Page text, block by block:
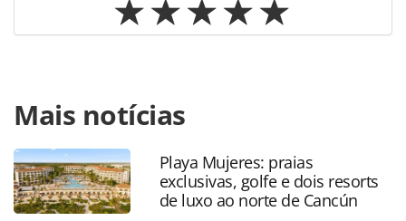
https://www.panrotas.com.br/noticia-
turismo/hotelaria/2015/09/youth-career-initiative-forma-
nova-turma-no-intercontinental-sp_118878.html ou as
ferramentas oferecidas na página. Todo o conteúdo
produzido pela PANROTAS Editora é protegido pela
legislação brasileira sobre direito autoral. Não reproduza o
Mais notícias
Playa Mujeres: praias
exclusivas, golfe e dois resorts
de luxo ao norte de Cancún